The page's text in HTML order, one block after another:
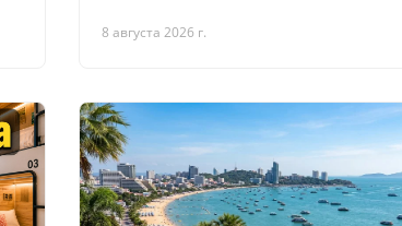
8 августа 2026 г.